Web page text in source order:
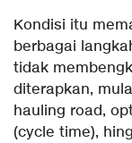
Kondisi itu
berbagai
tidak
diterapkan,
hauling road,
(cycle time),